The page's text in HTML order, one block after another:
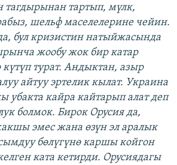
тартып, мүлк,
шельф маселелерине чейин.
бул кризистин натыйжасында
жообу жок бир катар
күтүп турат. Андыктан, азыр
айтуу эртелик кылат. Украина
кайра кайтарып алат деп
болмок. Бирок Орусия да,
эмес жана өзүн эл аралык
бөлүгүнө каршы койгон
ката кетирди. Орусиядагы